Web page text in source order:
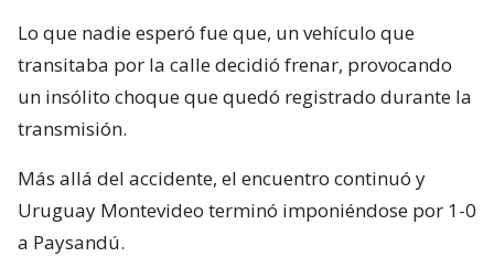
Lo que nadie esperó fue que, un vehículo que
transitaba por la calle decidió frenar, provocando
un insólito choque que quedó registrado durante la
transmisión.
Más allá del accidente, el encuentro continuó y
Uruguay Montevideo terminó imponiéndose por 1-0
a Paysandú.